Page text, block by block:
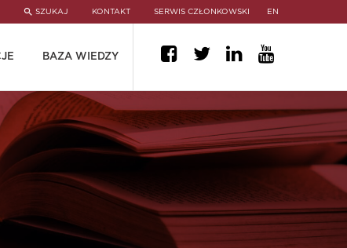
SZUKAJ KONTAKT SERWIS CZŁONKOWSKI EN
BAZA WIEDZY